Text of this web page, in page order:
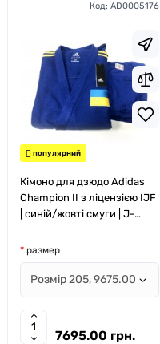
Код: AD0005176
популярний
Кімоно для дзюдо Adidas
Champion II з ліцензією IJF
| синій/жовті смуги | J-
размер
7695.00 грн.